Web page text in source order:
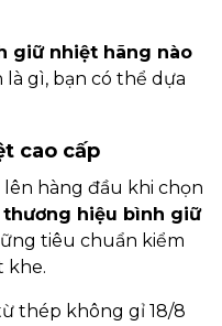
giữ nhiệt hãng nào
gì, bạn có thể dựa
cao cấp
hàng đầu khi chọn
thương hiệu bình giữ
tiêu chuẩn kiểm
khe.
thép không gỉ 18/8